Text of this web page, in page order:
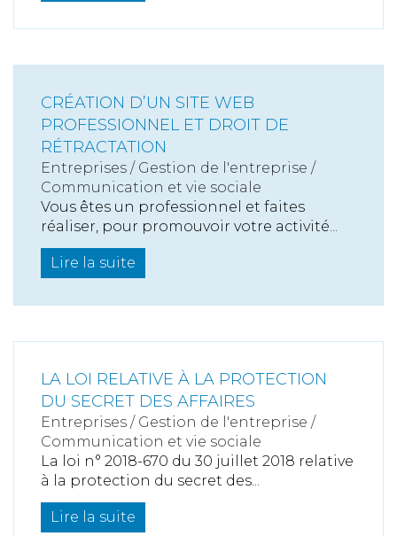
CRÉATION D’UN SITE WEB
PROFESSIONNEL ET DROIT DE
RÉTRACTATION
Entreprises / Gestion de l'entreprise /
Communication et vie sociale
Vous êtes un professionnel et faites
réaliser, pour promouvoir votre activité...
Lire la suite
LA LOI RELATIVE À LA PROTECTION
DU SECRET DES AFFAIRES
Entreprises / Gestion de l'entreprise /
Communication et vie sociale
La loi n° 2018-670 du 30 juillet 2018 relative
à la protection du secret des...
Lire la suite